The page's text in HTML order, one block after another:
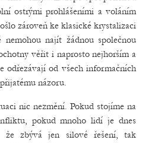
ostrými prohlášeními a voláním
zároveň ke klasické krystalizaci
najít žádnou společnou
věřit i naprosto nejhorším a
odřezávají od všech informačních
názoru.
nic nezmění. Pokud stojíme na
pokud mnoho lidí je dnes
že zbývá jen silové řešení, tak